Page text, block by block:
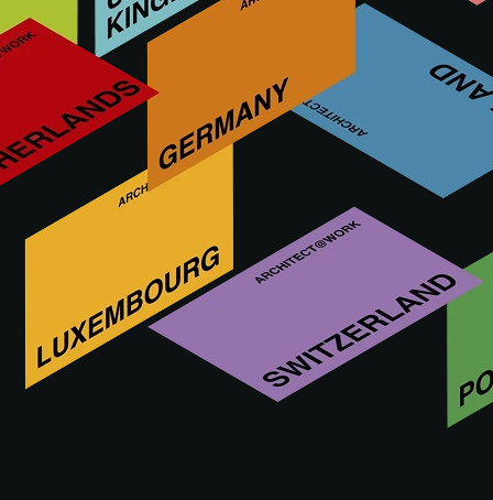
ERCO est un internationalement reconnu de l’éclairage
architectural efficace utilisant la technologie LED. Cette
entreprise familiale, dont le siège est situé à Lüdenscheid,
petite ville du centre de l’Allemagne, est présente à
l’international dans au moins 55 pays, au travers de
structures indépendantes de distribution et de partenariat.